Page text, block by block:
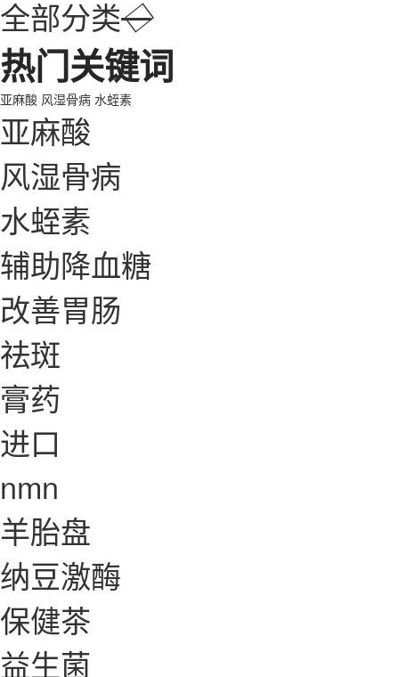
全部分类◇
热门关键词
亚麻酸 风湿骨病 水蛭素
亚麻酸
风湿骨病
水蛭素
辅助降血糖
改善胃肠
祛斑
膏药
进口
nmn
羊胎盘
纳豆激酶
保健茶
益生菌